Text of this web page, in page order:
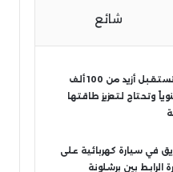
شائع
الناظور تستقبل أزيد من 100 ألف
وتحتاج لتعزيز طاقتها
في سيارة كهربائية على
الرابط بين برشلونة